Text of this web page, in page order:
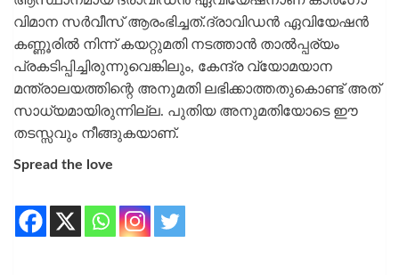
വിമാന സർവീസ് ആരംഭിച്ചത്.ദ്രാവിഡൻ ഏവിയേഷൻ
കണ്ണൂരില്‍ നിന്ന് കയറ്റുമതി നടത്താൻ താല്‍പ്പര്യം
പ്രകടിപ്പിച്ചിരുന്നുവെങ്കിലും, കേന്ദ്ര വ്യോമയാന
മന്ത്രാലയത്തിന്റെ അനുമതി ലഭിക്കാത്തതുകൊണ്ട് അത്
സാധ്യമായിരുന്നില്ല. പുതിയ അനുമതിയോടെ ഈ
തടസ്സവും നീങ്ങുകയാണ്.
Spread the love